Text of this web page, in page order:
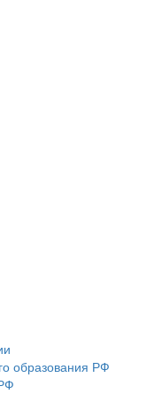
образования РФ